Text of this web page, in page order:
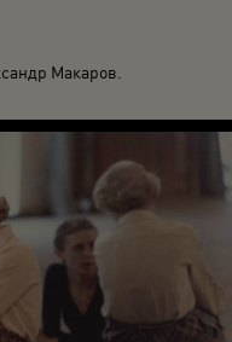
Макаров.